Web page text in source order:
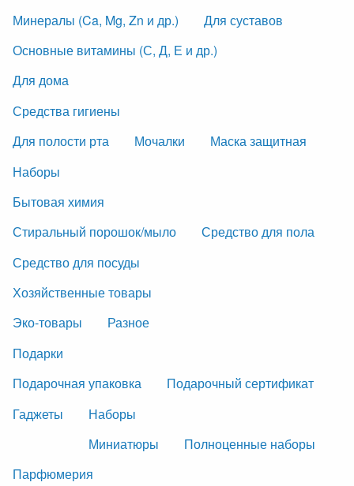
Минералы (Ca, Mg, Zn и др.)
Для суставов
Основные витамины (С, Д, Е и др.)
Для дома
Средства гигиены
Для полости рта
Мочалки
Маска защитная
Наборы
Бытовая химия
Стиральный порошок/мыло
Средство для пола
Средство для посуды
Хозяйственные товары
Эко-товары
Разное
Подарки
Подарочная упаковка
Подарочный сертификат
Гаджеты
Наборы
Миниатюры
Полноценные наборы
Парфюмерия